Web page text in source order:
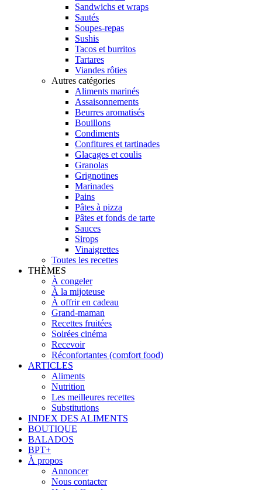
Sandwichs et wraps
Sautés
Soupes-repas
Sushis
Tacos et burritos
Tartares
Viandes rôties
Autres catégories
Aliments marinés
Assaisonnements
Beurres aromatisés
Bouillons
Condiments
Confitures et tartinades
Glaçages et coulis
Granolas
Grignotines
Marinades
Pains
Pâtes à pizza
Pâtes et fonds de tarte
Sauces
Sirops
Vinaigrettes
Toutes les recettes
THÈMES
À congeler
À la mijoteuse
À offrir en cadeau
Grand-maman
Recettes fruitées
Soirées cinéma
Recevoir
Réconfortantes (comfort food)
ARTICLES
Aliments
Nutrition
Les meilleures recettes
Substitutions
INDEX DES ALIMENTS
BOUTIQUE
BALADOS
BPT+
À propos
Annoncer
Nous contacter